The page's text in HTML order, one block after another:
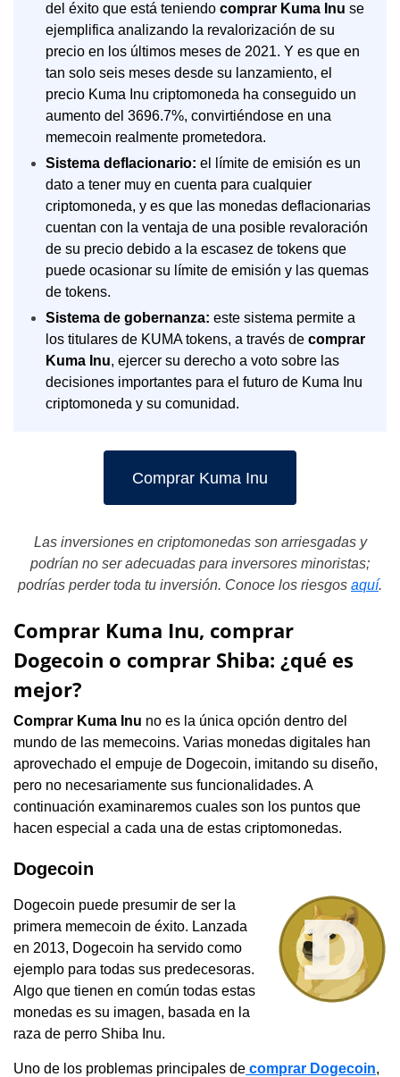
del éxito que está teniendo comprar Kuma Inu se
ejemplifica analizando la revalorización de su
precio en los últimos meses de 2021. Y es que en
tan solo seis meses desde su lanzamiento, el
precio Kuma Inu criptomoneda ha conseguido un
aumento del 3696.7%, convirtiéndose en una
memecoin realmente prometedora.
Sistema deflacionario: el límite de emisión es un
dato a tener muy en cuenta para cualquier
criptomoneda, y es que las monedas deflacionarias
cuentan con la ventaja de una posible revaloración
de su precio debido a la escasez de tokens que
puede ocasionar su límite de emisión y las quemas
de tokens.
Sistema de gobernanza: este sistema permite a
los titulares de KUMA tokens, a través de comprar
Kuma Inu, ejercer su derecho a voto sobre las
decisiones importantes para el futuro de Kuma Inu
criptomoneda y su comunidad.
Comprar Kuma Inu
Las inversiones en criptomonedas son arriesgadas y
podrían no ser adecuadas para inversores minoristas;
podrías perder toda tu inversión. Conoce los riesgos aquí.
Comprar Kuma Inu, comprar
Dogecoin o comprar Shiba: ¿qué es
mejor?
Comprar Kuma Inu no es la única opción dentro del
mundo de las memecoins. Varias monedas digitales han
aprovechado el empuje de Dogecoin, imitando su diseño,
pero no necesariamente sus funcionalidades. A
continuación examinaremos cuales son los puntos que
hacen especial a cada una de estas criptomonedas.
Dogecoin
Dogecoin puede presumir de ser la
primera memecoin de éxito. Lanzada
en 2013, Dogecoin ha servido como
ejemplo para todas sus predecesoras.
Algo que tienen en común todas estas
monedas es su imagen, basada en la
raza de perro Shiba Inu.
Uno de los problemas principales de comprar Dogecoin,